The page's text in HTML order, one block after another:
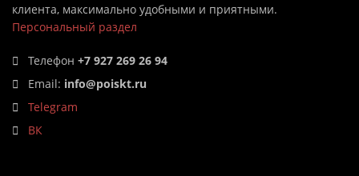
клиента, максимально удобными и приятными.
Персональный раздел
Телефон +7 927 269 26 94
Email: info@poiskt.ru
Telegram
ВК